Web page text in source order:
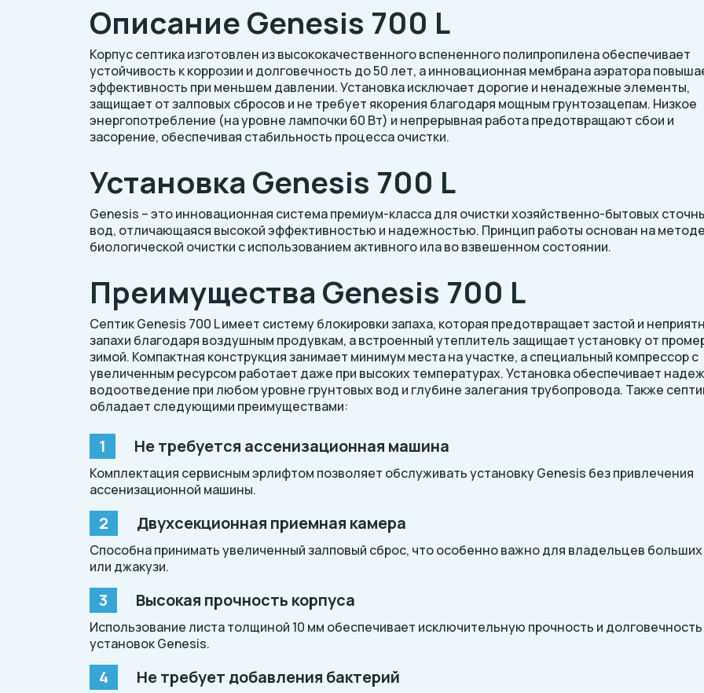
Описание Genesis 700 L
Корпус септика изготовлен из высококачественного вспененного полипропилена обеспечивает
устойчивость к коррозии и долговечность до 50 лет, а инновационная мембрана аэратора
эффективность при меньшем давлении. Установка исключает дорогие и ненадежные элементы,
защищает от залповых сбросов и не требует якорения благодаря мощным грунтозацепам. Низкое
энергопотребление (на уровне лампочки 60 Вт) и непрерывная работа предотвращают сбои и
засорение, обеспечивая стабильность процесса очистки.
Установка Genesis 700 L
Genesis – это инновационная система премиум-класса для очистки хозяйственно-бытовых
вод, отличающаяся высокой эффективностью и надежностью. Принцип работы основан на методе
биологической очистки с использованием активного ила во взвешенном состоянии.
Преимущества Genesis 700 L
Септик Genesis 700 L имеет систему блокировки запаха, которая предотвращает застой и
запахи благодаря воздушным продувкам, а встроенный утеплитель защищает установку от
зимой. Компактная конструкция занимает минимум места на участке, а специальный компрессор с
увеличенным ресурсом работает даже при высоких температурах. Установка обеспечивает
водоотведение при любом уровне грунтовых вод и глубине залегания трубопровода. Также
обладает следующими преимуществами:
Не требуется ассенизационная машина
Комплектация сервисным эрлифтом позволяет обслуживать установку Genesis без привлечения
ассенизационной машины.
Двухсекционная приемная камера
Способна принимать увеличенный залповый сброс, что особенно важно для владельцев
или джакузи.
Высокая прочность корпуса
Использование листа толщиной 10 мм обеспечивает исключительную прочность и долговечность
установок Genesis.
Не требует добавления бактерий